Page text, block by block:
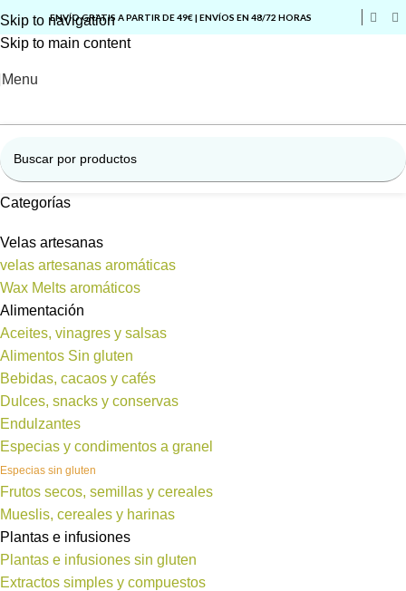
Skip to navigation
Skip to main content
ENVÍO GRATIS A PARTIR DE 49€ | ENVÍOS EN 48/72 HORAS
Menu
Categorías
Velas artesanas
velas artesanas aromáticas
Wax Melts aromáticos
Alimentación
Aceites, vinagres y salsas
Alimentos Sin gluten
Bebidas, cacaos y cafés
Dulces, snacks y conservas
Endulzantes
Especias y condimentos a granel
Especias sin gluten
Frutos secos, semillas y cereales
Mueslis, cereales y harinas
Plantas e infusiones
Plantas e infusiones sin gluten
Extractos simples y compuestos